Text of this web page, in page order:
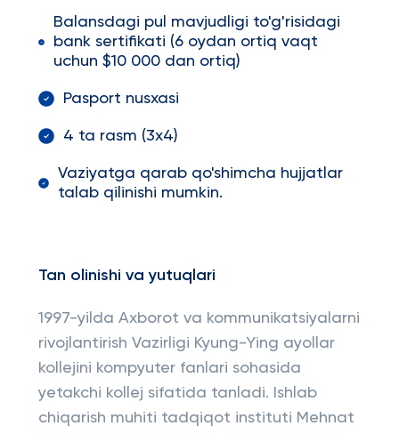
Balansdagi pul mavjudligi to'g'risidagi
bank sertifikati (6 oydan ortiq vaqt
uchun $10 000 dan ortiq)
Pasport nusxasi
4 ta rasm (3x4)
Vaziyatga qarab qo'shimcha hujjatlar
talab qilinishi mumkin.
Tan olinishi va yutuqlari
1997-yilda Axborot va kommunikatsiyalarni
rivojlantirish Vazirligi Kyung-Ying ayollar
kollejini kompyuter fanlari sohasida
yetakchi kollej sifatida tanladi. Ishlab
chiqarish muhiti tadqiqot instituti Mehnat